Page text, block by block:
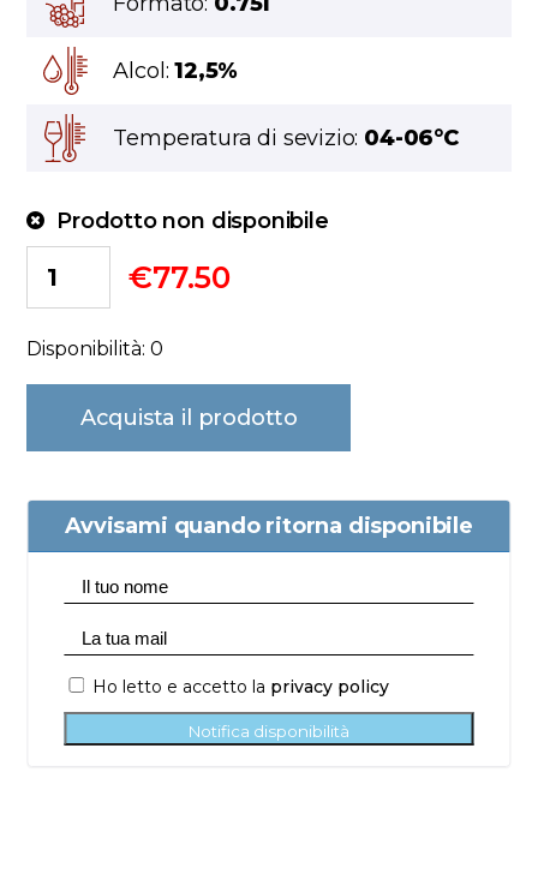
Alcol:12,5%
Temperatura di sevizio: 04-06°C
Prodotto non disponibile
€77.50
Disponibilità: 0
Acquista il prodotto
Avvisami quando ritorna disponibile
Ho letto e accetto la privacy policy
Notifica disponibilità